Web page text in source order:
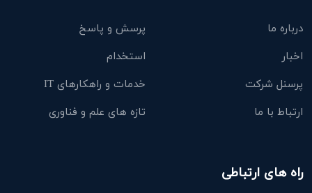
درباره ما
پرسش و پاسخ
اخبار
استخدام
پرسنل شرکت
خدمات و راهکارهای IT
ارتباط با ما
تازه های علم و فناوری
راه های ارتباطی